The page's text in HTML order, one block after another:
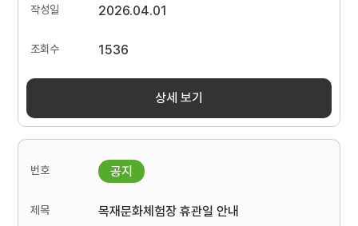
2026.04.01
1536
상세 보기
목재문화체험장 휴관일 안내